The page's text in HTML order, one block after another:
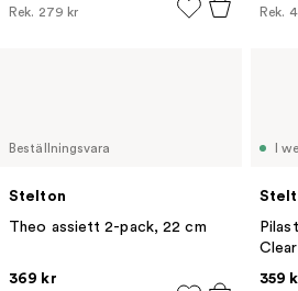
Rek. 279 kr Rek.
Beställningsvara
Stelton
Theo assiett 2-pack, 22 cm
369 kr
I
Clear
359